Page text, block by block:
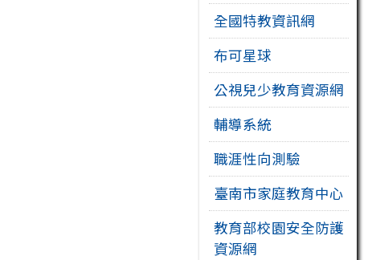
全國特教資訊網
布可星球
公視兒少教育資源網
輔導系統
職涯性向測驗
臺南市家庭教育中心
教育部校園安全防護
資源網